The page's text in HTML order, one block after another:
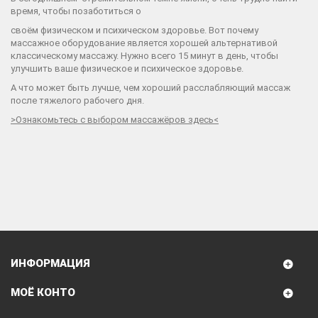
время, чтобы позаботиться о
своём физическом и психическом здоровье. Вот почему
массажное оборудование является хорошей альтернативой
классическому массажу. Нужно всего 15 минут в день, чтобы
улучшить ваше физическое и психическое здоровье.
А что может быть лучше, чем хороший расслабляющий массаж
после тяжелого рабочего дня.
>Ознакомьтесь с выбором массажёров здесь<
ИНФОРМАЦИЯ
МОЁ КОНТО